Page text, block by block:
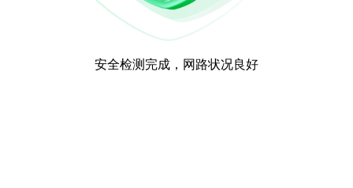
安全检测完成，网路状况良好